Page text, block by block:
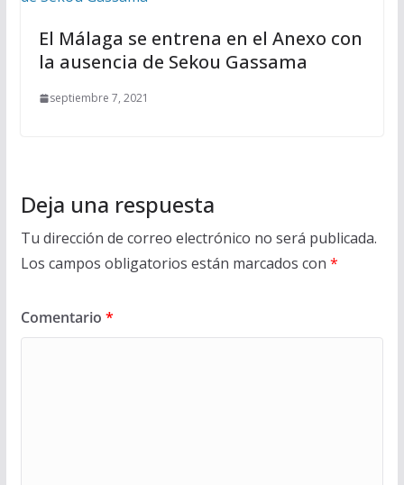
El Málaga se entrena en el Anexo con
la ausencia de Sekou Gassama
septiembre 7, 2021
Deja una respuesta
Tu dirección de correo electrónico no será publicada.
Los campos obligatorios están marcados con *
Comentario *